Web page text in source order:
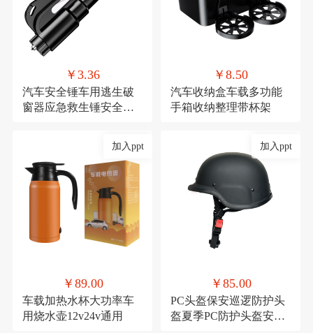
￥3.36
汽车安全锤车用逃生破
窗器应急救生锤安全带
￥8.50
汽车收纳盒车载多功能
手箱收纳整理带杯架
加入ppt
￥89.00
车载加热水杯大功率车
用烧水壶12v24v通用
加入ppt
￥85.00
PC头盔保安巡逻防护头
盔夏季PC防护头盔安保